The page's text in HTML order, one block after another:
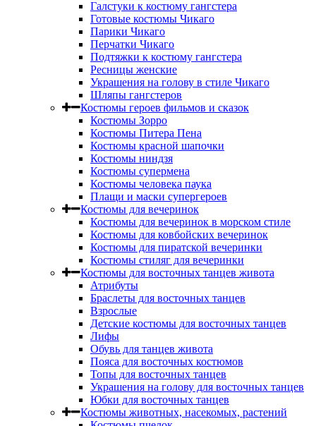
Галстуки к костюму гангстера
Готовые костюмы Чикаго
Парики Чикаго
Перчатки Чикаго
Подтяжки к костюму гангстера
Ресницы женские
Украшения на голову в стиле Чикаго
Шляпы гангстеров
Костюмы героев фильмов и сказок
Костюмы Зорро
Костюмы Питера Пена
Костюмы красной шапочки
Костюмы ниндзя
Костюмы супермена
Костюмы человека паука
Плащи и маски супергероев
Костюмы для вечеринок
Костюмы для вечеринок в морском стиле
Костюмы для ковбойских вечеринок
Костюмы для пиратской вечеринки
Костюмы стиляг для вечеринки
Костюмы для восточных танцев живота
Атрибуты
Браслеты для восточных танцев
Взрослые
Детские костюмы для восточных танцев
Лифы
Обувь для танцев живота
Пояса для восточных костюмов
Топы для восточных танцев
Украшения на голову для восточных танцев
Юбки для восточных танцев
Костюмы животных, насекомых, растений